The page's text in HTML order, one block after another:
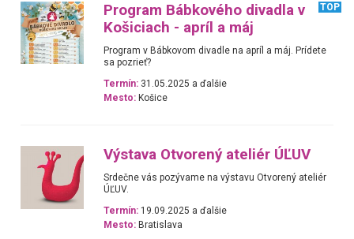
Program Bábkového divadla v
Košiciach - apríl a máj
TOP
Program v Bábkovom divadle na apríl a máj. Prídete
sa pozrieť?
Termín: 31.05.2025 a ďalšie
Mesto: Košice
Výstava Otvorený ateliér ÚĽUV
Srdečne vás pozývame na výstavu Otvorený ateliér
ÚĽUV.
Termín: 19.09.2025 a ďalšie
Mesto: Bratislava